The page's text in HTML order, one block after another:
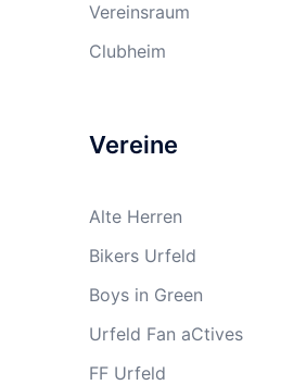
Vereinsraum
Clubheim
Vereine
Alte Herren
Bikers Urfeld
Boys in Green
Urfeld Fan aCtives
FF Urfeld